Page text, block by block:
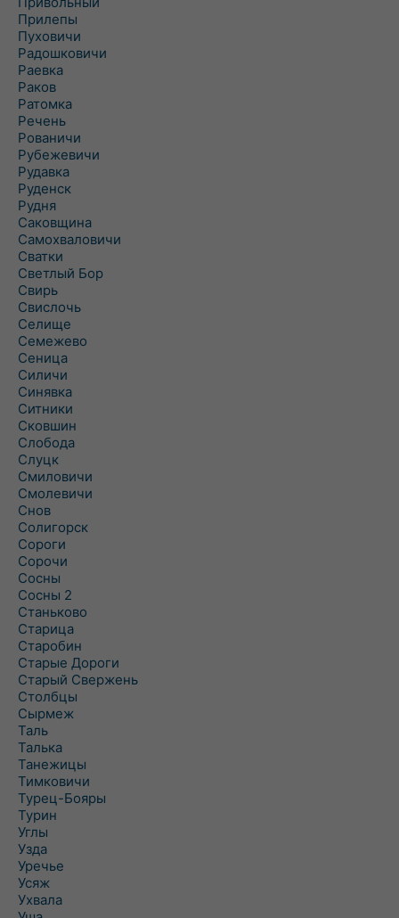
Прилепы
Пуховичи
Радошковичи
Раевка
Раков
Ратомка
Речень
Рованичи
Рубежевичи
Рудавка
Руденск
Рудня
Саковщина
Самохваловичи
Сватки
Светлый Бор
Свирь
Свислочь
Селище
Семежево
Сеница
Силичи
Синявка
Ситники
Сковшин
Слобода
Слуцк
Смиловичи
Смолевичи
Снов
Солигорск
Сороги
Сорочи
Сосны
Сосны 2
Станьково
Старица
Старобин
Старые Дороги
Старый Свержень
Столбцы
Сырмеж
Таль
Талька
Танежицы
Тимковичи
Турец-Бояры
Турин
Углы
Узда
Уречье
Усяж
Ухвала